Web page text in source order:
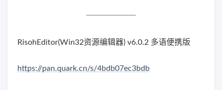
RisohEditor(Win32资源编辑器) v6.0.2 多语便携版
https://pan.quark.cn/s/4bdb07ec3bdb